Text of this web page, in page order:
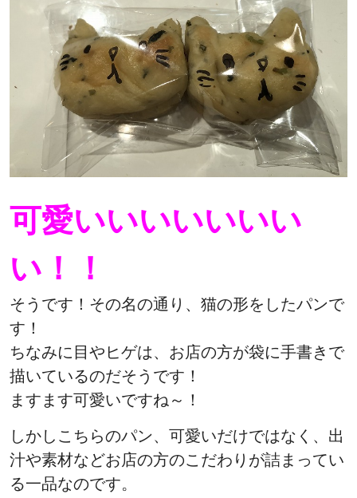
可愛いいいいいいい
い！！
そうです！その名の通り、猫の形をしたパンで
す！
ちなみに目やヒゲは、お店の方が袋に手書きで
描いているのだそうです！
ますます可愛いですね～！
しかしこちらのパン、可愛いだけではなく、出
汁や素材などお店の方のこだわりが詰まってい
る一品なのです。